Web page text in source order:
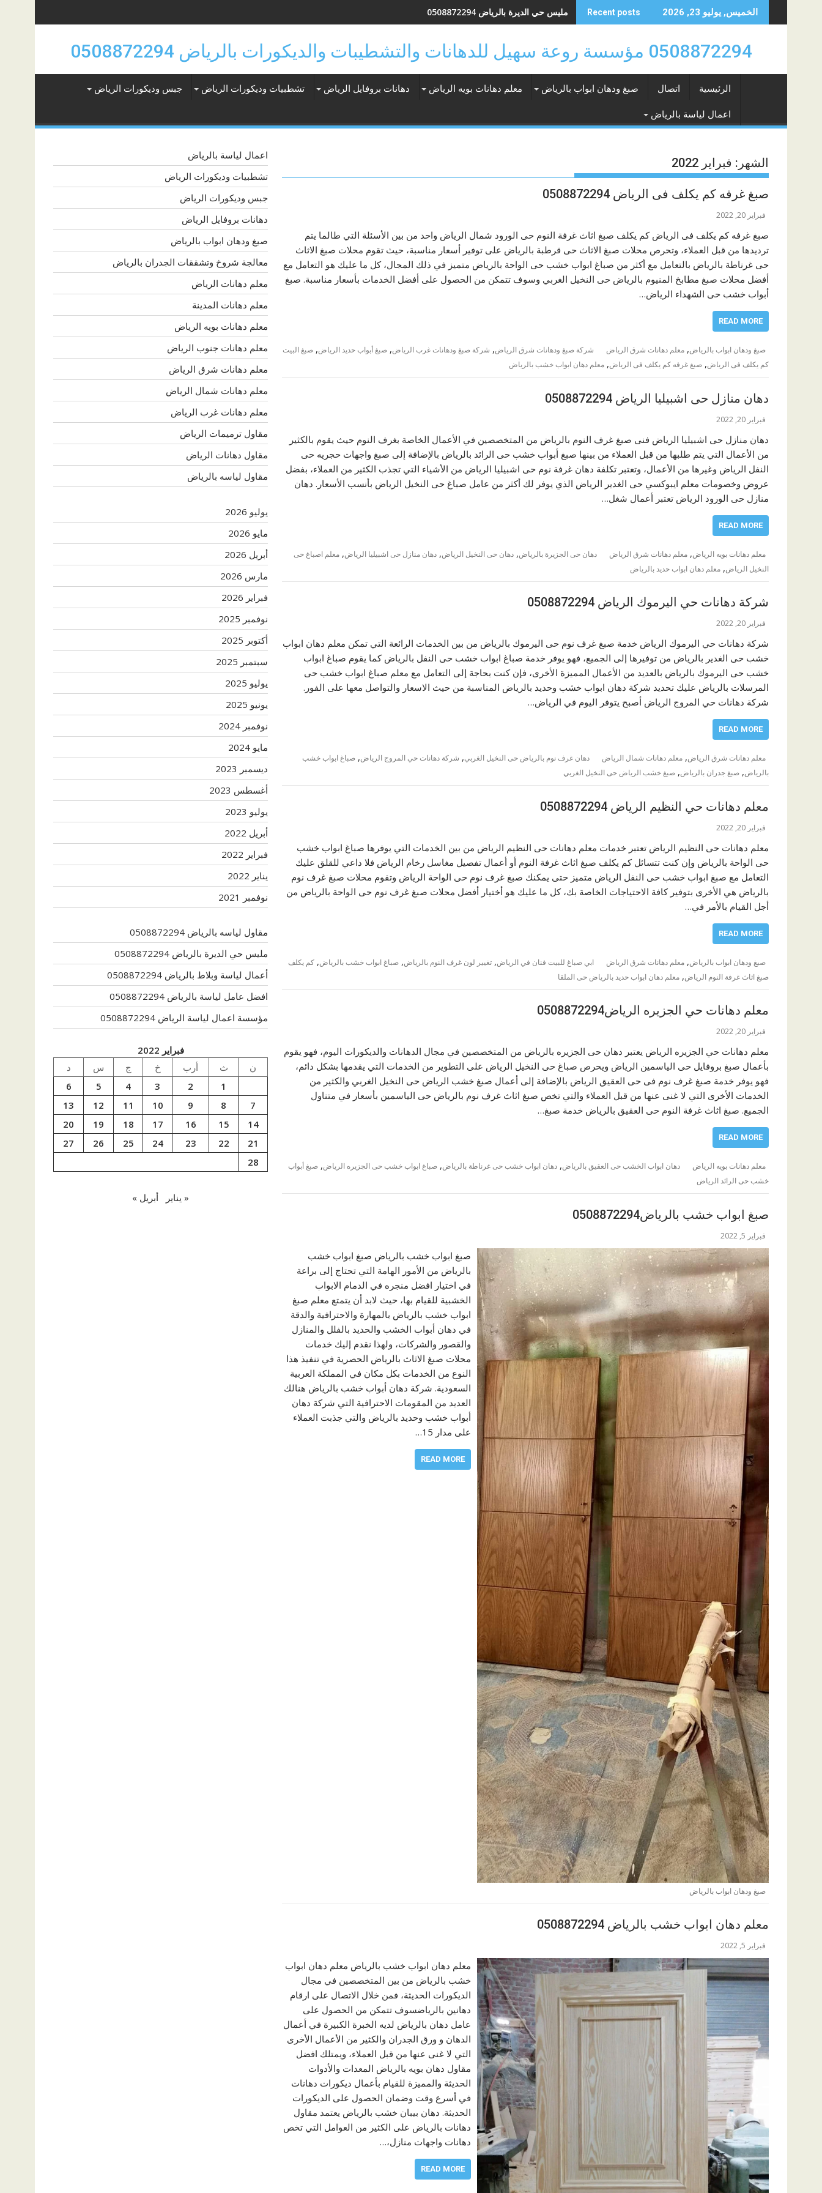
to
الخميس, يوليو 23, 2026 Recent posts مليس حي الديرة بالرياض 0508872294
0508872294 مؤسسة روعة سهيل للدهانات والتشطيبات والديكورات بالرياض 0508872294
الرئيسية اتصال صبغ ودهان ابواب بالرياض معلم دهانات بويه الرياض دهانات بروفايل الرياض تشطبيات وديكورات الرياض جبس وديكورات الرياض
اعمال لياسة بالرياض
الشهر: فبراير 2022
صبغ غرفه كم يكلف فى الرياض 0508872294
فبراير 20, 2022
صبغ غرفه كم يكلف فى الرياض كم يكلف صبغ اثاث غرفة النوم حى الورود شمال الرياض واحد من بين الأسئلة التي طالما يتم
ترديدها من قبل العملاء، وتحرص محلات صبغ الاثاث حى قرطبة بالرياض على توفير أسعار مناسبة، حيث تقوم محلات صبغ الاثاث
حى غرناطة بالرياض بالتعامل مع أكثر من صباغ ابواب خشب حى الواحة بالرياض متميز في ذلك المجال، كل ما عليك هو التعامل مع
أفضل محلات صبغ مطابخ المنيوم بالرياض حى النخيل الغربي وسوف تتمكن من الحصول على أفضل الخدمات بأسعار مناسبة. صبغ
أبواب خشب حى الشهداء الرياض…
READ MORE
صبغ ودهان ابواب بالرياض, معلم دهانات شرق الرياض شركة صبغ ودهانات شرق الرياض, شركة صبغ ودهانات غرب الرياض, صبغ أبواب حديد الرياض, صبغ البيت
كم يكلف فى الرياض, صبغ غرفه كم يكلف فى الرياض, معلم دهان ابواب خشب بالرياض
دهان منازل حى اشبيليا الرياض 0508872294
فبراير 20, 2022
دهان منازل حى اشبيليا الرياض فنى صبغ غرف النوم بالرياض من المتخصصين في الأعمال الخاصة بغرف النوم حيث يقوم بالكثير
من الأعمال التي يتم طلبها من قبل العملاء من بينها صبغ أبواب خشب حى الرائد بالرياض بالإضافة إلى صبغ واجهات حجريه حى
النفل الرياض وغيرها من الأعمال، وتعتبر تكلفة دهان غرفة نوم حى اشبيليا الرياض من الأشياء التي تجذب الكثير من العملاء، بفضل
عروض وخصومات معلم ايبوكسي حى الغدير الرياض الذي يوفر لك أكثر من عامل صباغ حى النخيل الرياض بأنسب الأسعار. دهان
منازل حى الورود الرياض تعتبر أعمال شغل…
READ MORE
معلم دهانات بويه الرياض, معلم دهانات شرق الرياض دهان حى الجزيرة بالرياض, دهان حى النخيل الرياض, دهان منازل حى اشبيليا الرياض, معلم اصباغ حى
النخيل الرياض, معلم دهان ابواب حديد بالرياض
شركة دهانات حي اليرموك الرياض 0508872294
فبراير 20, 2022
شركة دهانات حي اليرموك الرياض خدمة صبغ غرف نوم حى اليرموك بالرياض من بين الخدمات الرائعة التي تمكن معلم دهان ابواب
خشب حى الغدير بالرياض من توفيرها إلى الجميع، فهو يوفر خدمة صباغ ابواب خشب حى النفل بالرياض كما يقوم صباغ ابواب
خشب حى اليرموك بالرياض بالعديد من الأعمال المميزة الأخرى، فإن كنت بحاجة إلى التعامل مع معلم صباغ ابواب خشب حى
المرسلات بالرياض عليك تحديد شركة دهان ابواب خشب وحديد بالرياض المناسبة من حيث الاسعار والتواصل معها على الفور.
شركة دهانات حي المروج الرياض أصبح يتوفر اليوم في الرياض…
READ MORE
معلم دهانات شرق الرياض, معلم دهانات شمال الرياض دهان غرف نوم بالرياض حى النخيل الغربي, شركة دهانات حي المروج الرياض, صباغ ابواب خشب
بالرياض, صبغ جدران بالرياض, صبغ خشب الرياض حى النخيل الغربي
معلم دهانات حي النظيم الرياض 0508872294
فبراير 20, 2022
معلم دهانات حى النظيم الرياض تعتبر خدمات معلم دهانات حى النظيم الرياض من بين الخدمات التي يوفرها صباغ ابواب خشب
حى الواحة بالرياض وإن كنت تتسائل كم يكلف صبغ اثاث غرفة النوم أو أعمال تفصيل مغاسل رخام الرياض فلا داعي للقلق عليك
التعامل مع صبغ ابواب خشب حى النفل الرياض متميز حتى يمكنك صبغ غرف نوم حى الواحة الرياض وتقوم محلات صبغ غرف نوم
بالرياض هي الأخرى بتوفير كافة الاحتياجات الخاصة بك، كل ما عليك هو أختيار أفضل محلات صبغ غرف نوم حى الواحة بالرياض من
أجل القيام بالأمر في…
READ MORE
صبغ ودهان ابواب بالرياض, معلم دهانات شرق الرياض ابي صباغ للبيت فنان في الرياض, تغيير لون غرف النوم بالرياض, صباغ ابواب خشب بالرياض, كم يكلف
صبغ اثاث غرفة النوم الرياض, معلم دهان ابواب حديد بالرياض حى الملقا
معلم دهانات حي الجزيره الرياض0508872294
فبراير 20, 2022
معلم دهانات حي الجزيره الرياض يعتبر دهان حى الجزيره بالرياض من المتخصصين في مجال الدهانات والديكورات اليوم، فهو يقوم
بأعمال صبغ بروفايل حى الياسمين الرياض ويحرص صباغ حى النخيل الرياض على التطوير من الخدمات التي يقدمها بشكل دائم،
فهو يوفر خدمة صبغ غرف نوم فى حى العقيق الرياض بالإضافة إلى أعمال صبغ خشب الرياض حى النخيل الغربي والكثير من
الخدمات الأخرى التي لا غنى عنها من قبل العملاء والتي تخص صبغ اثاث غرف نوم بالرياض حى الياسمين بأسعار في متناول
الجميع. صبغ اثاث غرفة النوم حى العقيق بالرياض خدمة صبغ…
READ MORE
معلم دهانات بويه الرياض دهان ابواب الخشب حى العقيق بالرياض, دهان ابواب خشب حى غرناطة بالرياض, صباغ ابواب خشب حى الجزيره الرياض, صبغ أبواب
خشب حى الرائد الرياض
صبغ ابواب خشب بالرياض0508872294
فبراير 5, 2022
صبغ ابواب خشب بالرياض صبغ ابواب خشب
بالرياض من الأمور الهامة التي تحتاج إلى براعة
في اختيار افضل منجره في الدمام الابواب
الخشبية للقيام بها، حيث لابد أن يتمتع معلم صبغ
ابواب خشب بالرياض بالمهارة والاحترافية والدقة
في دهان أبواب الخشب والحديد بالفلل والمنازل
والقصور والشركات، ولهذا نقدم إليك خدمات
محلات صبغ الاثاث بالرياض الحصرية في تنفيذ هذا
النوع من الخدمات بكل مكان في المملكة العربية
السعودية. شركة دهان أبواب خشب بالرياض هنالك
العديد من المقومات الاحترافية التي شركة دهان
أبواب خشب وحديد بالرياض والتي جذبت العملاء
على مدار 15…
READ MORE
صبغ ودهان ابواب بالرياض
معلم دهان ابواب خشب بالرياض 0508872294
فبراير 5, 2022
معلم دهان ابواب خشب بالرياض معلم دهان ابواب
خشب بالرياض من بين المتخصصين في مجال
الديكورات الحديثة، فمن خلال الاتصال على ارقام
دهانين بالرياضسوف تتمكن من الحصول على
عامل دهان بالرياض لديه الخبرة الكبيرة في أعمال
الدهان و ورق الجدران والكثير من الأعمال الأخرى
التي لا غنى عنها من قبل العملاء، ويمتلك افضل
مقاول دهان بويه بالرياض المعدات والأدوات
الحديثة والمميزة للقيام بأعمال ديكورات دهانات
في أسرع وقت وضمان الحصول على الديكورات
الحديثة. دهان بيبان خشب بالرياض يعتمد مقاول
دهانات بالرياض على الكثير من العوامل التي تخص
دهانات واجهات منازل،…
READ MORE
اعمال لياسة بالرياض
تشطبيات وديكورات الرياض
جبس وديكورات الرياض
دهانات بروفايل الرياض
صبغ ودهان ابواب بالرياض
معالجة شروخ وتشققات الجدران بالرياض
معلم دهانات الرياض
معلم دهانات المدينة
معلم دهانات بويه الرياض
معلم دهانات جنوب الرياض
معلم دهانات شرق الرياض
معلم دهانات شمال الرياض
معلم دهانات غرب الرياض
مقاول ترميمات الرياض
مقاول دهانات الرياض
مقاول لياسه بالرياض
يوليو 2026
مايو 2026
أبريل 2026
مارس 2026
فبراير 2026
نوفمبر 2025
أكتوبر 2025
سبتمبر 2025
يوليو 2025
يونيو 2025
نوفمبر 2024
مايو 2024
ديسمبر 2023
أغسطس 2023
يوليو 2023
أبريل 2022
فبراير 2022
يناير 2022
نوفمبر 2021
مقاول لياسه بالرياض 0508872294
مليس حي الديرة بالرياض 0508872294
أعمال لياسة وبلاط بالرياض 0508872294
افضل عامل لياسة بالرياض 0508872294
مؤسسة اعمال لياسة الرياض 0508872294
فبراير 2022
ن
ث أرب خ ج س
د
1
2
3
4
5
6
7
8
9
10
11
12
13
14
15
16
17
18
19
20
21
22
23
24
25
26
27
28
« يناير أبريل »